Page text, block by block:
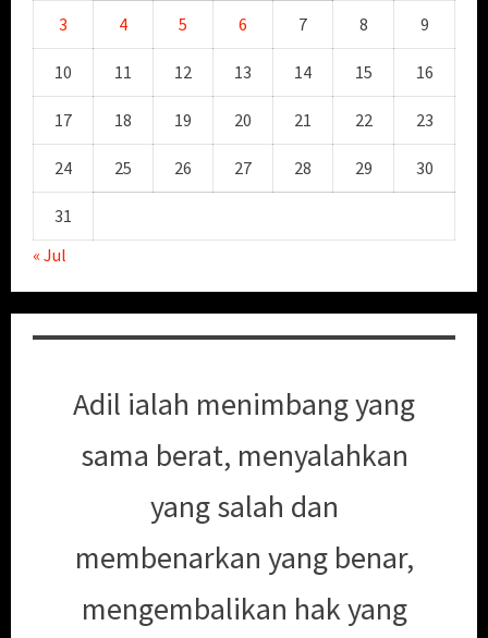
3 4 5 6 7 8 9
10 11 12 13 14 15 16
17 18 19 20 21 22 23
24 25 26 27 28 29 30
31
« Jul
Adil ialah menimbang yang
sama berat, menyalahkan
yang salah dan
membenarkan yang benar,
mengembalikan hak yang